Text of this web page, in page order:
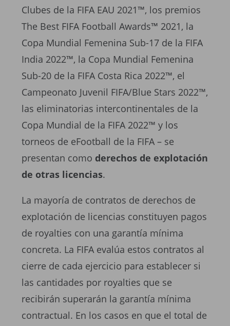
Clubes de la FIFA EAU 2021™, los premios
The Best FIFA Football Awards™ 2021, la
Copa Mundial Femenina Sub-17 de la FIFA
India 2022™, la Copa Mundial Femenina
Sub-20 de la FIFA Costa Rica 2022™, el
Campeonato Juvenil FIFA/Blue Stars 2022™,
las eliminatorias intercontinentales de la
Copa Mundial de la FIFA 2022™ y los
torneos de eFootball de la FIFA – se
presentan como derechos de explotación
de otras licencias.
La mayoría de contratos de derechos de
explotación de licencias constituyen pagos
de royalties con una garantía mínima
concreta. La FIFA evalúa estos contratos al
cierre de cada ejercicio para establecer si
las cantidades por royalties que se
recibirán superarán la garantía mínima
contractual. En los casos en que el total de